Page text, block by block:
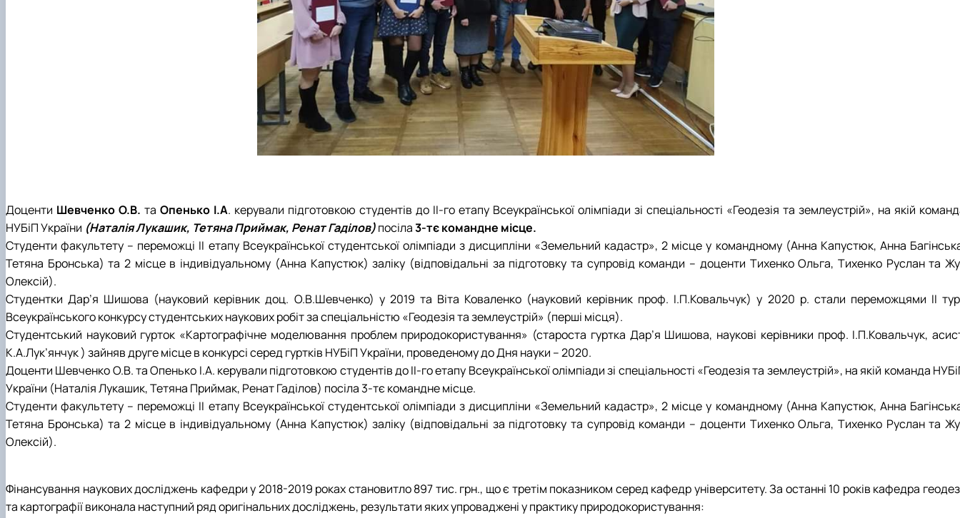
Доценти Шевченко О.В. та Опенько І.А. керували підготовкою студентів до ІІ-го етапу Всеукраїнської олімпіади зі спеціальності «Геодезія та землеустрій», на якій
НУБіП України (Наталія Лукашик, Тетяна Приймак, Ренат Гаділов)посіла3-тє командне місце.
Студенти факультету – переможці ІІ етапу Всеукраїнської студентської олімпіади з дисципліни «Земельний кадастр», 2 місце у командному (Анна Капустюк, Анна
Тетяна Бронська) та 2 місце в індивідуальному (Анна Капустюк) заліку (відповідальні за підготовку та супровід команди – доценти Тихенко Ольга, Тихенко Руслан та
Олексій).
Студентки Дар’я Шишова (науковий керівник доц. О.В.Шевченко) у 2019 та Віта Коваленко (науковий керівник проф. І.П.Ковальчук) у 2020 р. стали переможцями II
Всеукраїнського конкурсу студентських наукових робіт за спеціальністю «Геодезія та землеустрій» (перші місця).
Студентський науковий гурток «Картографічне моделювання проблем природокористування» (староста гуртка Дар’я Шишова, наукові керівники проф. І.П.Ковальчук,
К.А.Лук’янчук ) зайняв друге місце в конкурсі серед гуртків НУБіП України, проведеному до Дня науки – 2020.
Доценти Шевченко О.В. та Опенько І.А. керували підготовкою студентів до ІІ-го етапу Всеукраїнської олімпіади зі спеціальності «Геодезія та землеустрій», на якій команда
України (Наталія Лукашик, Тетяна Приймак, Ренат Гаділов) посіла 3-тє командне місце.
Студенти факультету – переможці ІІ етапу Всеукраїнської студентської олімпіади з дисципліни «Земельний кадастр», 2 місце у командному (Анна Капустюк, Анна
Тетяна Бронська) та 2 місце в індивідуальному (Анна Капустюк) заліку (відповідальні за підготовку та супровід команди – доценти Тихенко Ольга, Тихенко Руслан та
Олексій).
Фінансування наукових досліджень кафедри у 2018-2019 роках становитло 897 тис. грн., що є третім показником серед кафедр університету. За останні 10 років кафедра
та картографії виконала наступний ряд оригінальних досліджень, результати яких упроваджені у практику природокористування: